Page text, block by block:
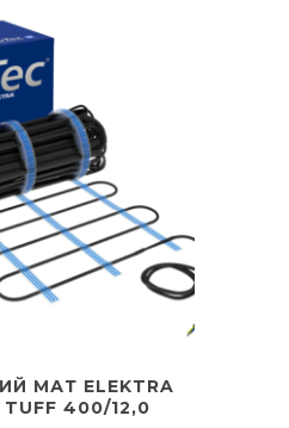
МАТ ELEKTRA
TUFF 400/12,0